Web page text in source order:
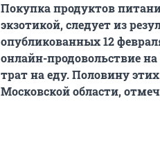
Покупка продуктов
экзотикой, следует из
опубликованных 12
онлайн-продовольствие на
трат на еду. Половину
Московской области,